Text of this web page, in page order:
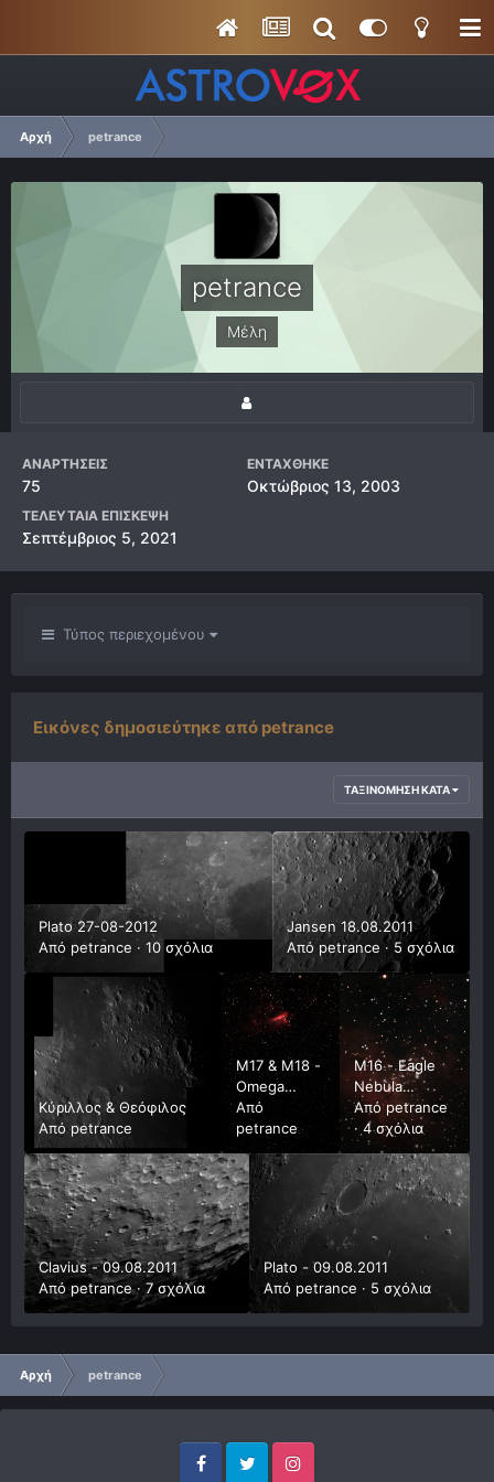
Αρχή petrance
petrance
Μέλη
ΑΝΑΡΤΉΣΕΙΣ
75
ΕΝΤΆΧΘΗΚΕ
Οκτώβριος 13, 2003
ΤΕΛΕΥΤΑΊΑ ΕΠΊΣΚΕΨΗ
Σεπτέμβριος 5, 2021
Τύπος περιεχομένου
Εικόνες δημοσιεύτηκε από petrance
ΤΑΞΙΝΌΜΗΣΗ ΚΑΤΆ
Plato 27-08-2012
Από petrance · 10 σχόλια
Jansen 18.08.2011
Από petrance · 5 σχόλια
Κύριλλος & Θεόφιλος
Απόpetrance
Μ17 & Μ18 -
Omega
Nebula και
Black Swan
Από
petrance
M16 - Eagle
Nebula
07.08.2011
Απόpetrance
·4 σχόλια
Clavius - 09.08.2011
Απόpetrance· 7 σχόλια
Plato - 09.08.2011
Από petrance · 5 σχόλια
Αρχή petrance